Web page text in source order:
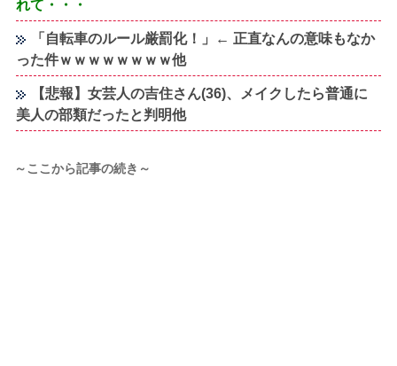
れて・・・
「自転車のルール厳罰化！」← 正直なんの意味もなか
った件ｗｗｗｗｗｗｗｗ他
【悲報】女芸人の吉住さん(36)、メイクしたら普通に
美人の部類だったと判明他
～ここから記事の続き～